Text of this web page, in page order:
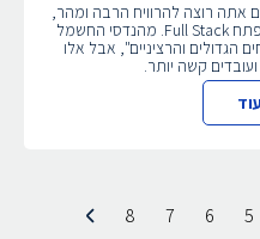
אתה רוצה להרוויח הרבה ומהר,
לך תלמד מדעי המחשב ותהפוך למפתח Full Stack. מהנדסי החשמל
הגדולים והרציניים", אבל אלו
קשה יותר.
5
6
7
8